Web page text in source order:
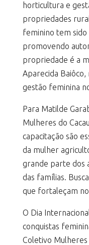
horticultura e
propriedades
feminino tem sido
promovendo
propriedade é a
Aparecida
gestão feminina
Para Matilde
Mulheres do
capacitação são
da mulher
grande parte dos
das famílias.
que fortaleçam
O Dia
conquistas
Coletivo Mulheres